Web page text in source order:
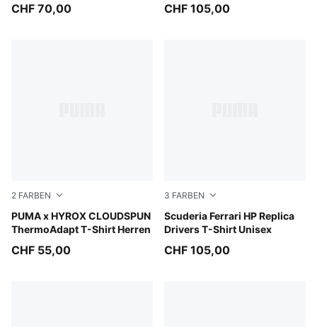
CHF 70,00 CHF 105,00
2 FARBEN
PUMA x HYROX CLOUDSPUN
ThermoAdapt T-Shirt Herren
Puma Black
CHF 55,00
3 FARBEN
Scuderia Ferrari HP Replica
Drivers T-Shirt Unisex
PUMA Red
CHF 105,00